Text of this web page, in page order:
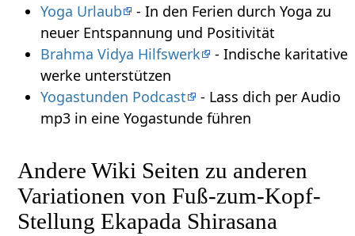
Yoga Urlaub
- In den Ferien durch Yoga zu
neuer Entspannung und Positivität
Brahma Vidya Hilfswerk
- Indische karitative
werke unterstützen
Yogastunden Podcast
- Lass dich per Audio
mp3 in eine Yogastunde führen
Andere Wiki Seiten zu anderen
Variationen von Fuß-zum-Kopf-
Stellung Ekapada Shirasana